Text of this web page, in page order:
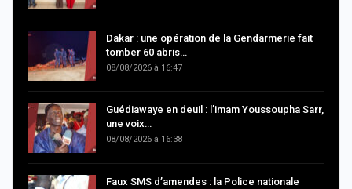
Dakar : une opération de la Gendarmerie fait
tomber 60 abris…
08/08/2026 à 16:47
Guédiawaye en deuil : l’imam Youssoupha Sarr,
une voix…
08/08/2026 à 16:38
Faux SMS d’amendes : la Police nationale